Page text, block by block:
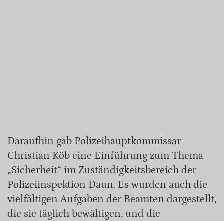
Daraufhin gab Polizeihauptkommissar
Christian Köb eine Einführung zum Thema
„Sicherheit“ im Zuständigkeitsbereich der
Polizeiinspektion Daun. Es wurden auch die
vielfältigen Aufgaben der Beamten dargestellt,
die sie täglich bewältigen, und die